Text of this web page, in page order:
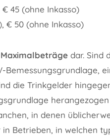
45 (ohne Inkasso)
€ 50 (ohne Inkasso)
Maximalbeträge dar. Sind
Bemessungsgrundlage,
die Trinkgelder
in denen
Betrieben, in welchen